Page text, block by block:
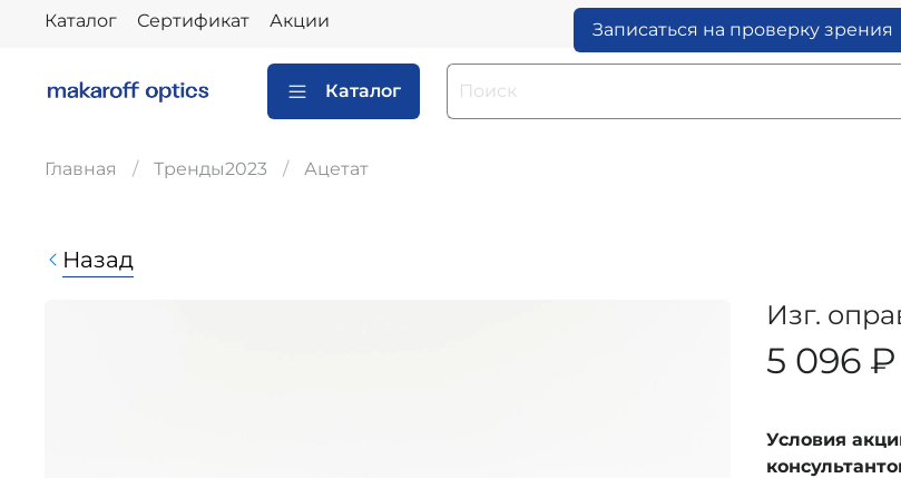
Каталог Сертификат Акции Записаться на проверку зрения
Каталог
Главная Тренды2023 Ацетат
Назад
Изг.
5 096 ₽
Условия